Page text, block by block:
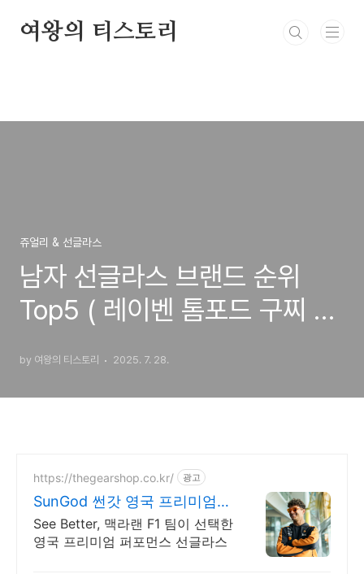
여왕의 티스토리
쥬얼리 & 선글라스
남자 선글라스 브랜드 순위
Top5 ( 레이벤 톰포드 구찌 명
by 여왕의 티스토리 2025. 7. 28.
https://thegearshop.co.kr/ 광고
SunGod 썬갓 영국 프리미엄
퍼포먼스
See Better, 맥라랜 F1 팀이 선택한
영국 프리미엄 퍼포먼스 선글라스